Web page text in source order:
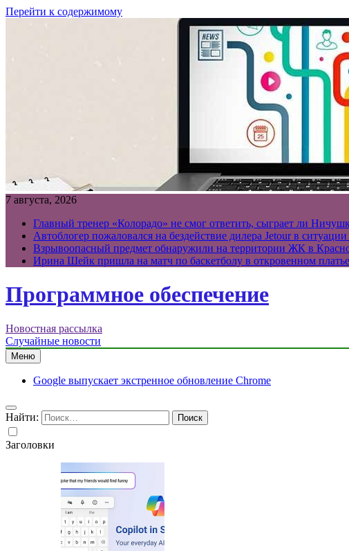
Перейти к содержимому
7 августа, 2026
Главный тренер «Колорадо» не смог ответить, сыграет ли
Автоблогер пожаловался на бездействие дилера Jetour в
Взрывоопасный предмет обнаружили на территории ЖК в
Ирина Шейк пришла на матч по баскетболу в откровенном платье
Программное обеспечение
Новостная рассылка
Случайные новости
Меню
Google выпускает экстренное обновление Chrome
Найти:
Заголовки